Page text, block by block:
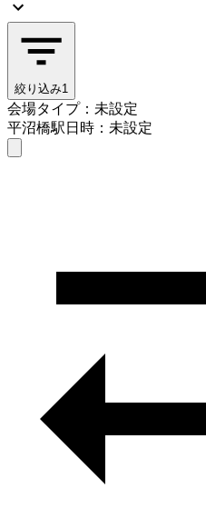
絞り込み1
会場タイプ：未設定
平沼橋駅日時：未設定